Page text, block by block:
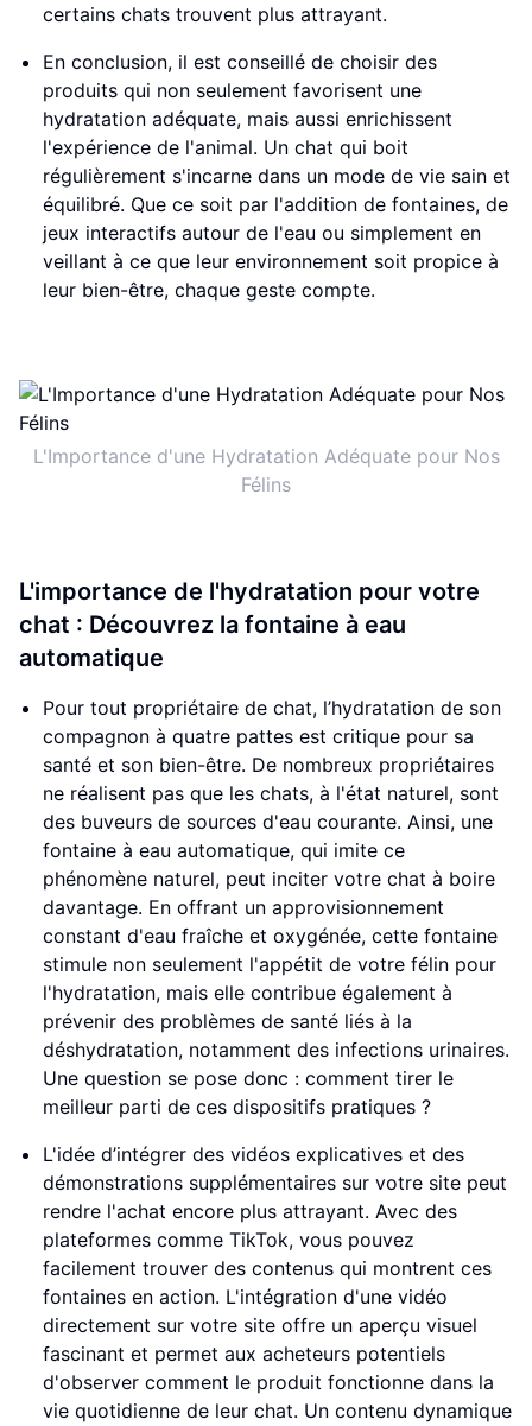
certains chats trouvent plus attrayant.
En conclusion, il est conseillé de choisir des
produits qui non seulement favorisent une
hydratation adéquate, mais aussi enrichissent
l'expérience de l'animal. Un chat qui boit
régulièrement s'incarne dans un mode de vie sain et
équilibré. Que ce soit par l'addition de fontaines, de
jeux interactifs autour de l'eau ou simplement en
veillant à ce que leur environnement soit propice à
leur bien-être, chaque geste compte.
L'Importance d'une Hydratation Adéquate pour Nos
Félins
L'importance de l'hydratation pour votre
chat : Découvrez la fontaine à eau
automatique
Pour tout propriétaire de chat, l’hydratation de son
compagnon à quatre pattes est critique pour sa
santé et son bien-être. De nombreux propriétaires
ne réalisent pas que les chats, à l'état naturel, sont
des buveurs de sources d'eau courante. Ainsi, une
fontaine à eau automatique, qui imite ce
phénomène naturel, peut inciter votre chat à boire
davantage. En offrant un approvisionnement
constant d'eau fraîche et oxygénée, cette fontaine
stimule non seulement l'appétit de votre félin pour
l'hydratation, mais elle contribue également à
prévenir des problèmes de santé liés à la
déshydratation, notamment des infections urinaires.
Une question se pose donc : comment tirer le
meilleur parti de ces dispositifs pratiques ?
L'idée d’intégrer des vidéos explicatives et des
démonstrations supplémentaires sur votre site peut
rendre l'achat encore plus attrayant. Avec des
plateformes comme TikTok, vous pouvez
facilement trouver des contenus qui montrent ces
fontaines en action. L'intégration d'une vidéo
directement sur votre site offre un aperçu visuel
fascinant et permet aux acheteurs potentiels
d'observer comment le produit fonctionne dans la
vie quotidienne de leur chat. Un contenu dynamique